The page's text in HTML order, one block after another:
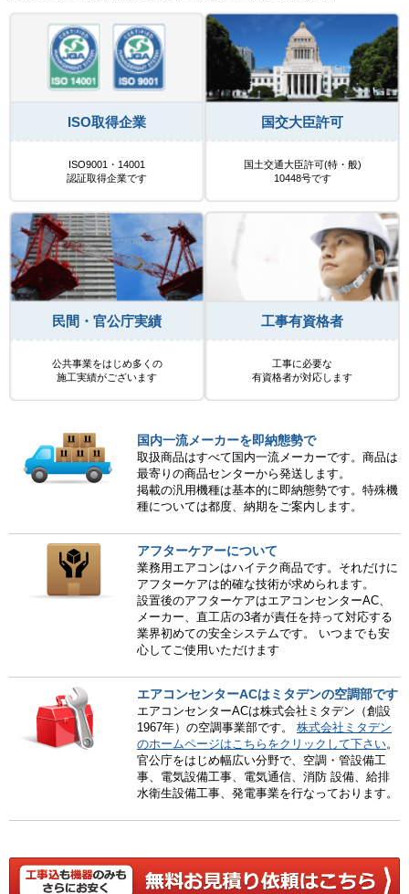
ISO取得企業
ISO9001・14001
認証取得企業です
国交大臣許可
国土交通大臣許可(特・般)
10448号です
民間・官公庁実績
公共事業をはじめ多くの
施工実績がございます
工事有資格者
工事に必要な
有資格者が対応します
国内一流メーカーを即納態勢で
取扱商品はすべて国内一流メーカーです。商品は
最寄りの商品センターから発送します。
掲載の汎用機種は基本的に即納態勢です。特殊機
種については都度、納期をご案内します。
アフターケアーについて
業務用エアコンはハイテク商品です。それだけに
アフターケアは的確な技術が求められます。
設置後のアフターケアはエアコンセンターAC、
メーカー、直工店の3者が責任を持って対応する
業界初めての安全システムです。 いつまでも安
心してご使用いただけます
エアコンセンターACはミタデンの空調部です
エアコンセンターACは株式会社ミタデン（創設
1967年）の空調事業部です。 株式会社ミタデン
のホームページはこちらをクリックして下さい。
官公庁をはじめ幅広い分野で、空調・管設備工
事、電気設備工事、電気通信、消防 設備、給排
水衛生設備工事、発電事業を行なっております。